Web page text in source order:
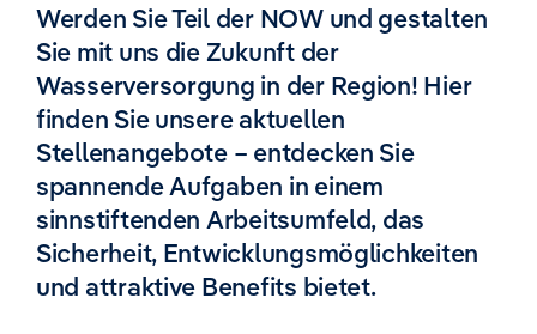
Werden Sie Teil der NOW und gestalten
Sie mit uns die Zukunft der
Wasserversorgung in der Region! Hier
finden Sie unsere aktuellen
Stellenangebote – entdecken Sie
spannende Aufgaben in einem
sinnstiftenden Arbeitsumfeld, das
Sicherheit, Entwicklungsmöglichkeiten
und attraktive Benefits bietet.